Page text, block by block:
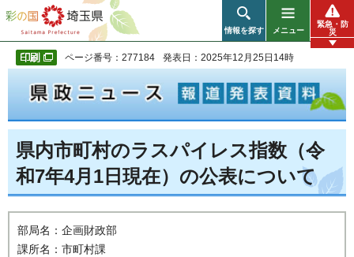
彩の国 埼玉県
情報を探す メニュー
緊急・防
災
ページ番号：277184 発表日：2025年12月25日14時
県内市町村のラスパイレス指数（令
和7年4月1日現在）の公表について
部局名：企画財政部
課所名：市町村課